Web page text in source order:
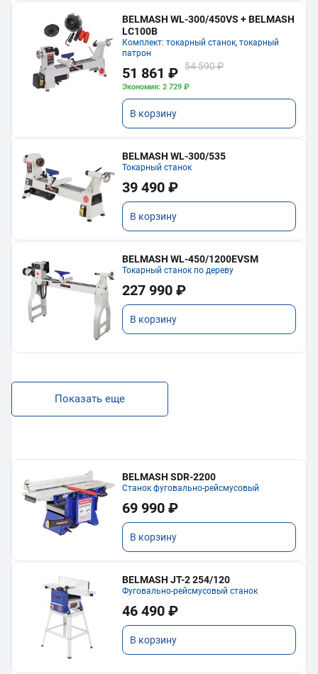
BELMASH WL-300/450VS + BELMASH
LC100B
Комплект: токарный станок, токарный
патрон
51 861 ₽ 54 590 ₽
Экономия: 2 729 ₽
В корзину
BELMASH WL-300/535
Токарный станок
39 490 ₽
В корзину
BELMASH WL-450/1200EVSM
Токарный станок по дереву
227 990 ₽
В корзину
Показать еще
BELMASH SDR-2200
Станок фуговально-рейсмусовый
69 990 ₽
В корзину
BELMASH JT-2 254/120
Фуговально-рейсмусовый станок
46 490 ₽
В корзину